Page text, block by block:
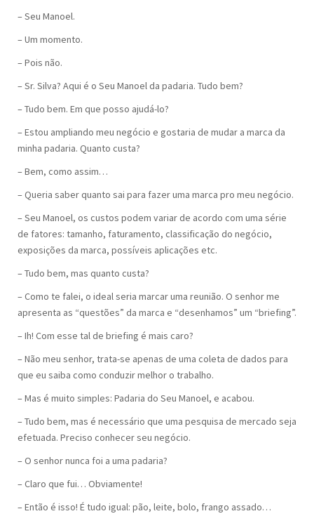
– Seu Manoel.
– Um momento.
– Pois não.
– Sr. Silva? Aqui é o Seu Manoel da padaria. Tudo bem?
– Tudo bem. Em que posso ajudá-lo?
– Estou ampliando meu negócio e gostaria de mudar a marca da
minha padaria. Quanto custa?
– Bem, como assim…
– Queria saber quanto sai para fazer uma marca pro meu negócio.
– Seu Manoel, os custos podem variar de acordo com uma série
de fatores: tamanho, faturamento, classificação do negócio,
exposições da marca, possíveis aplicações etc.
– Tudo bem, mas quanto custa?
– Como te falei, o ideal seria marcar uma reunião. O senhor me
apresenta as “questões” da marca e “desenhamos” um “briefing”.
– Ih! Com esse tal de briefing é mais caro?
– Não meu senhor, trata-se apenas de uma coleta de dados para
que eu saiba como conduzir melhor o trabalho.
– Mas é muito simples: Padaria do Seu Manoel, e acabou.
– Tudo bem, mas é necessário que uma pesquisa de mercado seja
efetuada. Preciso conhecer seu negócio.
– O senhor nunca foi a uma padaria?
– Claro que fui… Obviamente!
– Então é isso! É tudo igual: pão, leite, bolo, frango assado…